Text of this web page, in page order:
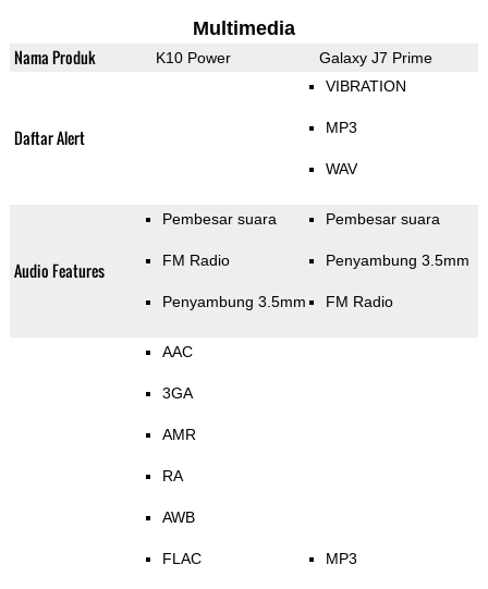
Multimedia
Nama Produk K10 Power Galaxy J7 Prime
Daftar Alert
VIBRATION
MP3
WAV
Audio Features
Pembesar suara
FM Radio
Penyambung 3.5mm
Pembesar suara
Penyambung 3.5mm
FM Radio
AAC
3GA
AMR
RA
AWB
FLAC MP3